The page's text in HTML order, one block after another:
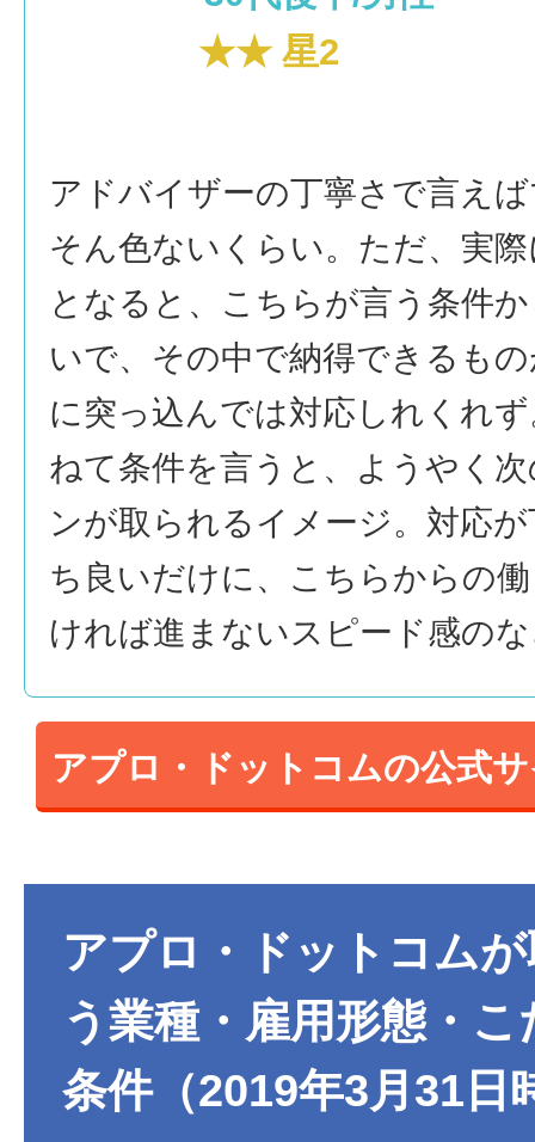
★★ 星2
アドバイザーの丁寧さで言え
そん色ないくらい。ただ、実
となると、こちらが言う条件
いで、その中で納得できるも
に突っ込んでは対応しれくれ
ねて条件を言うと、ようやく
ンが取られるイメージ。対応
ち良いだけに、こちらからの
ければ進まないスピード感の
アプロ・ドットコムの公式
アプロ・ドットコム
う業種・雇用形態・こ
条件（2019年3月31日